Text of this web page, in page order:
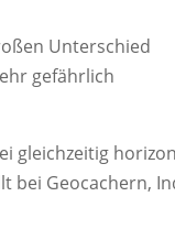
Unterschied
gefährlich
bei Geocachern,